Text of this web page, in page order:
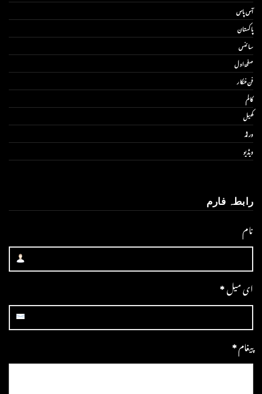
آس پاس
پاکستان
سائنس
صفحۂ اول
فن فنکار
کالم
کھیل
ورلڈ
ویڈیو
رابطہ فارم
نام
ای میل*
پیغام*